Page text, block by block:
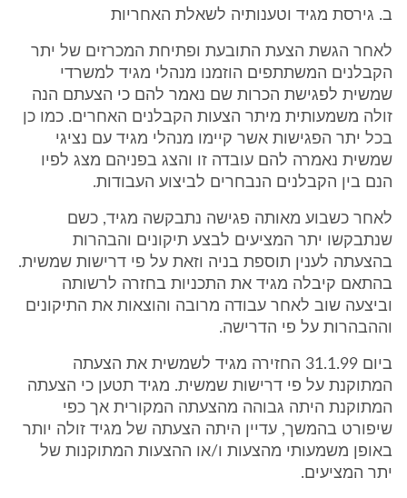
ב. גירסת מגיד וטענותיה לשאלת האחריות
לאחר הגשת הצעת התובעת ופתיחת המכרזים של יתר
הקבלנים המשתתפים הוזמנו מנהלי מגיד למשרדי
שמשית לפגישת הכרות שם נאמר להם כי הצעתם הנה
זולה משמעותית מיתר הצעות הקבלנים האחרים. כמו כן
בכל יתר הפגישות אשר קיימו מנהלי מגיד עם נציגי
שמשית נאמרה להם עובדה זו והצג בפניהם מצג לפיו
הנם בין הקבלנים הנבחרים לביצוע העבודות.
לאחר כשבוע מאותה פגישה נתבקשה מגיד, כשם
שנתבקשו יתר המציעים לבצע תיקונים והבהרות
בהצעתה לענין תוספת בניה וזאת על פי דרישות שמשית.
בהתאם קיבלה מגיד את התכניות בחזרה לרשותה
וביצעה שוב לאחר עבודה מרובה והוצאות את התיקונים
וההבהרות על פי הדרישה.
ביום 31.1.99 החזירה מגיד לשמשית את הצעתה
המתוקנת על פי דרישות שמשית. מגיד תטען כי הצעתה
המתוקנת היתה גבוהה מהצעתה המקורית אך כפי
שיפורט בהמשך, עדיין היתה הצעתה של מגיד זולה יותר
באופן משמעותי מהצעות ו/או ההצעות המתוקנות של
יתר המציעים.